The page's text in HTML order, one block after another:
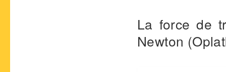
La force de
Newton